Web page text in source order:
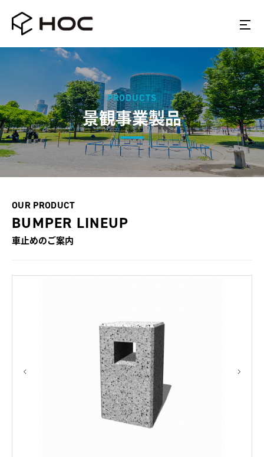
PRODUCTS
景観事業製品
OUR PRODUCT
BUMPER LINEUP
車止めのご案内